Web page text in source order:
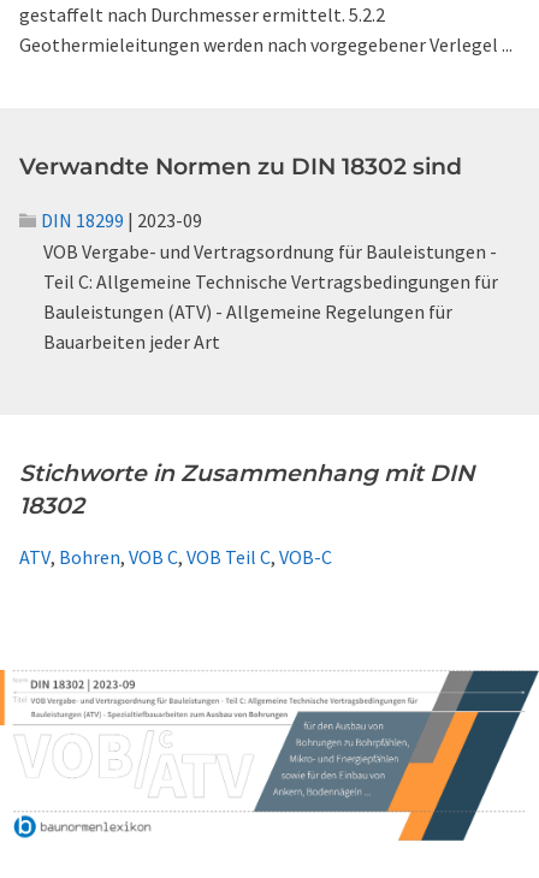
gestaffelt nach Durchmesser ermittelt. 5.2.2
Geothermieleitungen werden nach vorgegebener Verlegel ...
Verwandte Normen zu DIN 18302 sind
DIN 18299 | 2023-09
VOB Vergabe- und Vertragsordnung für Bauleistungen -
Teil C: Allgemeine Technische Vertragsbedingungen für
Bauleistungen (ATV) - Allgemeine Regelungen für
Bauarbeiten jeder Art
Stichworte in Zusammenhang mit DIN
18302
ATV, Bohren, VOB C, VOB Teil C, VOB-C